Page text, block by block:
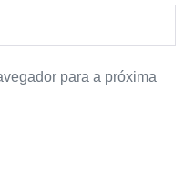
para a próxima